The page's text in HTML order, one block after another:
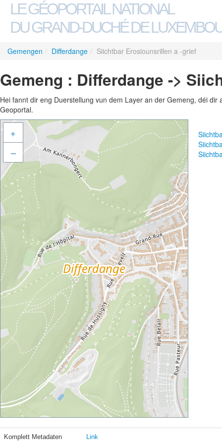
LE GÉOPORTAIL NATIONAL
DU GRAND-DUCHÉ DE
Gemengen / Differdange / Siichtbar Erosiounsrillen a -grief
Gemeng : Differdange ->
Hei fannt dir eng Duerstellung vun dem Layer an der Gemeng, déi
Geoportal.
+
–
Komplett Metadaten Link